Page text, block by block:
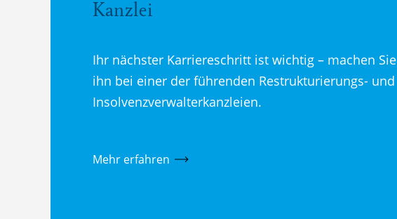
Kanzlei
Ihr nächster Karriereschritt ist wichtig – machen Sie
ihn bei einer der führenden Restrukturierungs- und
Insolvenzverwalterkanzleien.
Mehr erfahren